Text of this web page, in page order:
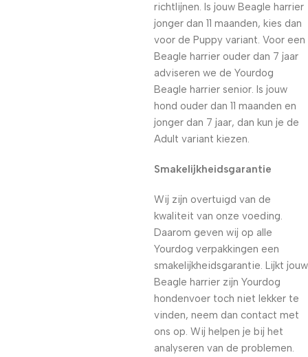
richtlijnen. Is jouw Beagle harrier
jonger dan 11 maanden, kies dan
voor de Puppy variant. Voor een
Beagle harrier ouder dan 7 jaar
adviseren we de Yourdog
Beagle harrier senior. Is jouw
hond ouder dan 11 maanden en
jonger dan 7 jaar, dan kun je de
Adult variant kiezen.
Smakelijkheidsgarantie
Wij zijn overtuigd van de
kwaliteit van onze voeding.
Daarom geven wij op alle
Yourdog verpakkingen een
smakelijkheidsgarantie. Lijkt jouw
Beagle harrier zijn Yourdog
hondenvoer toch niet lekker te
vinden, neem dan contact met
ons op. Wij helpen je bij het
analyseren van de problemen.